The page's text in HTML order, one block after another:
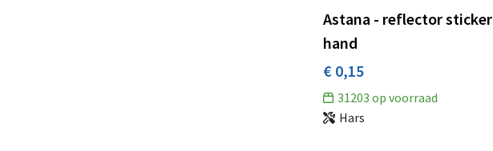
Astana - reflector sticker
hand
€ 0,15
31203 op voorraad
Hars